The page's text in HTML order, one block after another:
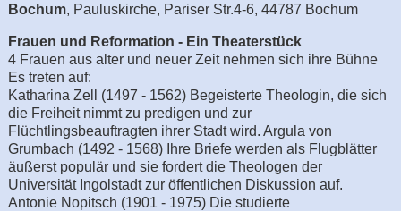
Bochum, Pauluskirche, Pariser Str.4-6, 44787 Bochum
Frauen und Reformation - Ein Theaterstück
4 Frauen aus alter und neuer Zeit nehmen sich ihre Bühne
Es treten auf:
Katharina Zell (1497 - 1562) Begeisterte Theologin, die sich
die Freiheit nimmt zu predigen und zur
Flüchtlingsbeauftragten ihrer Stadt wird. Argula von
Grumbach (1492 - 1568) Ihre Briefe werden als Flugblätter
äußerst populär und sie fordert die Theologen der
Universität Ingolstadt zur öffentlichen Diskussion auf.
Antonie Nopitsch (1901 - 1975) Die studierte